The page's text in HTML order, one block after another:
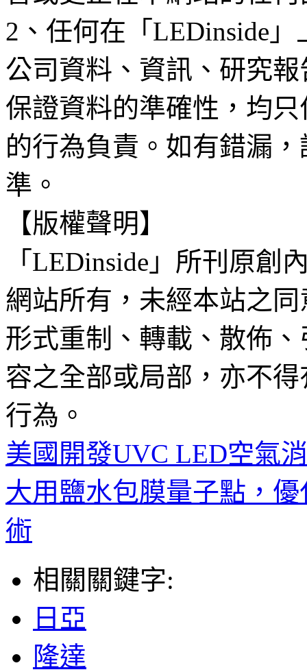
2、任何在「LEDinside
公司資料、資訊、研究
保證資料的準確性，均
的行為負責。如有錯漏
準。
【版權聲明】
「LEDinside」所刊原創
網站所有，未經本站之
形式重制、轉載、散佈
容之全部或局部，亦不
行為。
美國開發UVC LED空氣
大用鹽水包膜量子點，
術
相關關鍵字:
日亞
隆達